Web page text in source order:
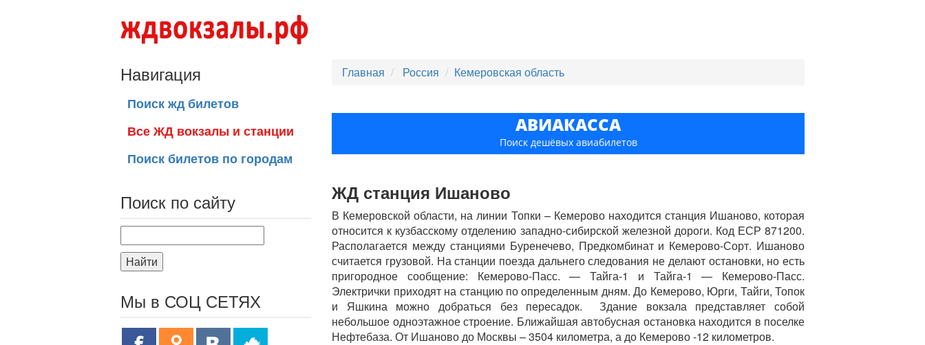
Главная Россия Кемеровская область
АВИАКАССА
Поиск дешёвых авиабилетов
ЖД станция Ишаново
В Кемеровской области, на линии Топки – Кемерово находится станция Ишаново, которая
относится к кузбасскому отделению западно-сибирской железной дороги. Код ЕСР 871200.
Располагается между станциями Буренечево, Предкомбинат и Кемерово-Сорт. Ишаново
считается грузовой. На станции поезда дальнего следования не делают остановки, но есть
пригородное сообщение: Кемерово-Пасс. — Тайга-1 и Тайга-1 — Кемерово-Пасс.
Электрички приходят на станцию по определенным дням. До Кемерово, Юрги, Тайги, Топок
и Яшкина можно добраться без пересадок. Здание вокзала представляет собой
небольшое одноэтажное строение. Ближайшая автобусная остановка находится в поселке
Нефтебаза. От Ишаново до Москвы – 3504 километра, а до Кемерово -12 километров.
Навигация
Поиск жд билетов
Все ЖД вокзалы и станции
Поиск билетов по городам
Поиск по сайту
Найти
Мы в СОЦ СЕТЯХ